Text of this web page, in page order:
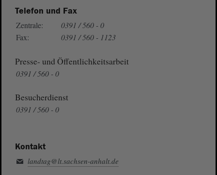
Telefon und Fax
Zentrale:
0391 / 560 - 0
Fax:
0391 / 560 - 1123
Presse- und Öffentlichkeitsarbeit
0391 / 560 - 0
Besucherdienst
0391 / 560 - 0
Kontakt
landtag@lt.sachsen-anhalt.de